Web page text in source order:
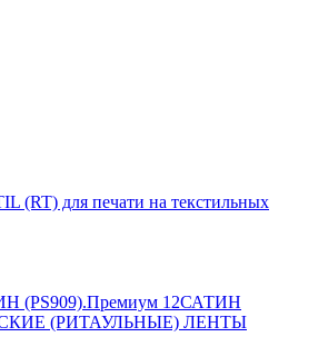
(RT) для печати на текстильных
(PS909).Премиум 12САТИН
(РИТАУЛЬНЫЕ) ЛЕНТЫ